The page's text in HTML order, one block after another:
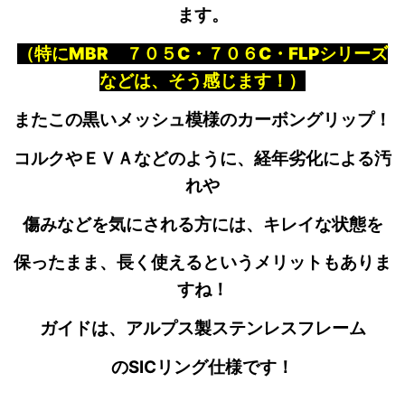
ます。
（特にMBR ７０５C・７０６C・FLPシリーズ
などは、そう感じます！）
またこの黒いメッシュ模様のカーボングリップ！
コルクやＥＶＡなどのように、経年劣化による汚
れや
傷みなどを気にされる方には、キレイな状態を
保ったまま、長く使えるというメリットもありま
すね！
ガイドは、アルプス製ステンレスフレーム
のSICリング仕様です！